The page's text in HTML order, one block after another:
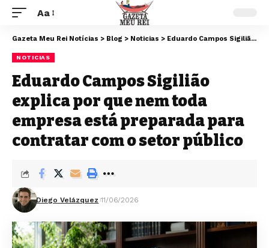
Aa
Gazeta Meu Rei Notícias > Blog > Noticias > Eduardo Campos Sigilião explica por que nem toda empresa está preparada para contratar com o setor público
NOTICIAS
Eduardo Campos Sigilião
explica por que nem toda
empresa está preparada para
contratar com o setor público
Diego Velázquez 11/06/2026